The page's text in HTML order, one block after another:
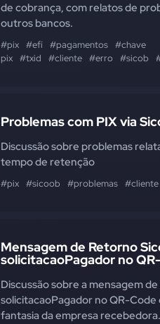
de cobrança, com relatos de
outros bancos.
#pix #efí #pagamentos #chave
pix #txid #cliente #erro #sicob
Problemas com PIX via
Discussão sobre problemas
tempo de retenção
#pix #sicoob #problemas #cliente
Mensagem de Retorno
solicitacaoPagador no
Discussão sobre a mensagem
solicitacaoPagador no QR-
fantasia da empresa recebedora.